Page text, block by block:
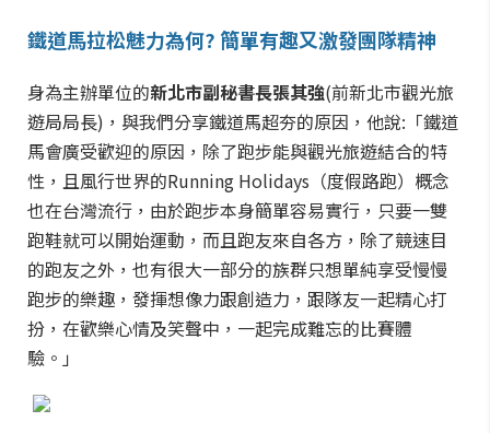
鐵道馬拉松魅力為何? 簡單有趣又激發團隊精神
身為主辦單位的新北市副秘書長張其強(前新北市觀光旅
遊局局長)，與我們分享鐵道馬超夯的原因，他說:「鐵道
馬會廣受歡迎的原因，除了跑步能與觀光旅遊結合的特
性，且風行世界的Running Holidays（度假路跑）概念
也在台灣流行，由於跑步本身簡單容易實行，只要一雙
跑鞋就可以開始運動，而且跑友來自各方，除了競速目
的跑友之外，也有很大一部分的族群只想單純享受慢慢
跑步的樂趣，發揮想像力跟創造力，跟隊友一起精心打
扮，在歡樂心情及笑聲中，一起完成難忘的比賽體
驗。」